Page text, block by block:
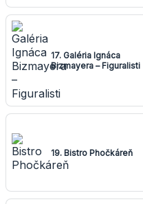
17. Galéria Ignáca
Bizmayera – Figuralisti
19. Bistro Phočkáreň